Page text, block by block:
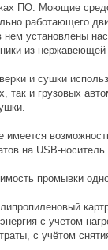
ПО. Моющие
работающего
нем установлены
из
и сушки
так и грузовых
имеется
на USB-
промывки
с учетом
с учётом